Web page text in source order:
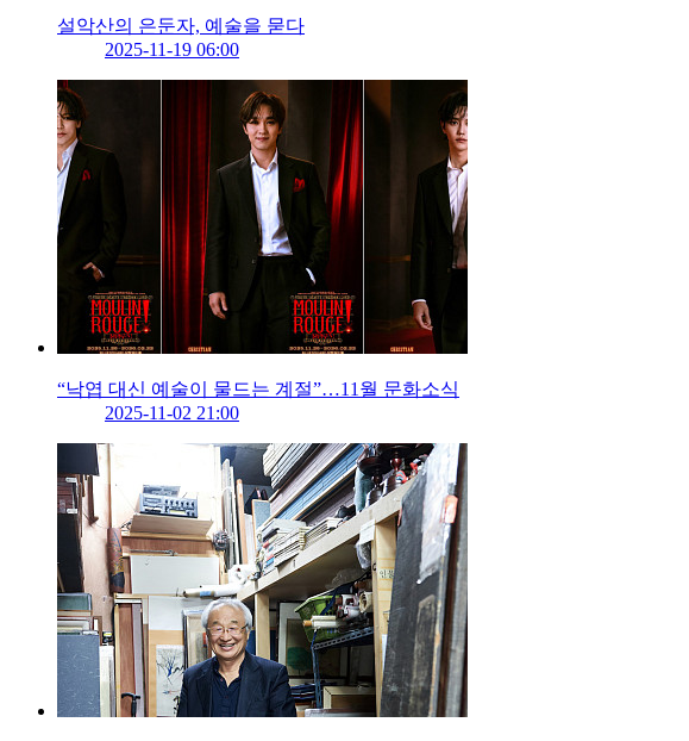
설악산의 은둔자, 예술을 묻다
2025-11-19 06:00
“낙엽 대신 예술이 물드는 계절”…11월 문화소식
2025-11-02 21:00